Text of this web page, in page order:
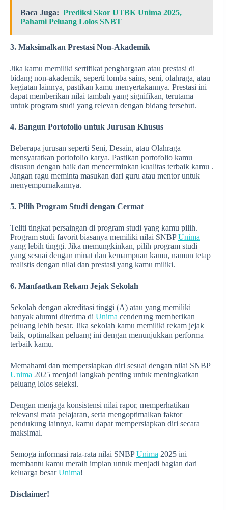
Baca Juga: Prediksi Skor UTBK Unima 2025,
Pahami Peluang Lolos SNBT
3. Maksimalkan Prestasi Non-Akademik
Jika kamu memiliki sertifikat penghargaan atau prestasi di
bidang non-akademik, seperti lomba sains, seni, olahraga, atau
kegiatan lainnya, pastikan kamu menyertakannya. Prestasi ini
dapat memberikan nilai tambah yang signifikan, terutama
untuk program studi yang relevan dengan bidang tersebut.
4. Bangun Portofolio untuk Jurusan Khusus
Beberapa jurusan seperti Seni, Desain, atau Olahraga
mensyaratkan portofolio karya. Pastikan portofolio kamu
disusun dengan baik dan mencerminkan kualitas terbaik kamu .
Jangan ragu meminta masukan dari guru atau mentor untuk
menyempurnakannya.
5. Pilih Program Studi dengan Cermat
Teliti tingkat persaingan di program studi yang kamu pilih.
Program studi favorit biasanya memiliki nilai SNBPUnima
yang lebih tinggi. Jika memungkinkan, pilih program studi
yang sesuai dengan minat dan kemampuan kamu, namun tetap
realistis dengan nilai dan prestasi yang kamu miliki.
6. Manfaatkan Rekam Jejak Sekolah
Sekolah dengan akreditasi tinggi (A) atau yang memiliki
banyak alumni diterima di Unima cenderung memberikan
peluang lebih besar. Jika sekolah kamu memiliki rekam jejak
baik, optimalkan peluang ini dengan menunjukkan performa
terbaik kamu.
Memahami dan mempersiapkan diri sesuai dengan nilai SNBP
Unima 2025 menjadi langkah penting untuk meningkatkan
peluang lolos seleksi.
Dengan menjaga konsistensi nilai rapor, memperhatikan
relevansi mata pelajaran, serta mengoptimalkan faktor
pendukung lainnya, kamu dapat mempersiapkan diri secara
maksimal.
Semoga informasi rata-rata nilai SNBPUnima 2025 ini
membantu kamu meraih impian untuk menjadi bagian dari
keluarga besarUnima!
Disclaimer!